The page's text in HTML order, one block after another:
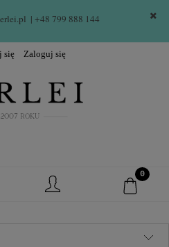
| +48 799 888 144
się Zaloguj się